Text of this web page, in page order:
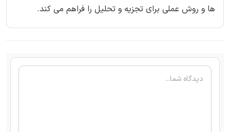
ها و روش عملی برای تجزیه و تحلیل را فراهم می کند.